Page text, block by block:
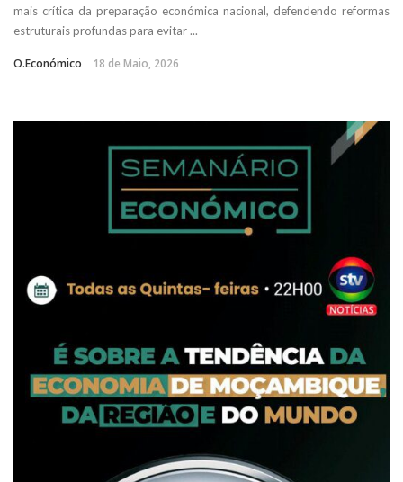
mais crítica da preparação económica nacional, defendendo reformas
estruturais profundas para evitar ...
O.Económico 18 de Maio, 2026